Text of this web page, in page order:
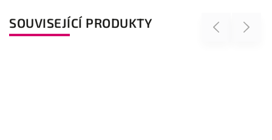
SOUVISEJÍCÍ PRODUKTY Previous Next